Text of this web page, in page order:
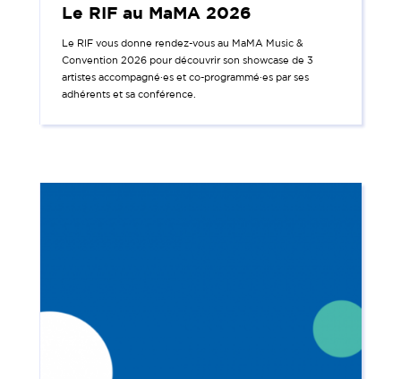
Le RIF au MaMA 2026
Le RIF vous donne rendez-vous au MaMA Music &
Convention 2026 pour découvrir son showcase de 3
artistes accompagné·es et co-programmé·es par ses
adhérents et sa conférence.